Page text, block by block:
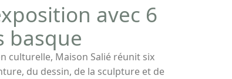
avec 6
basque
culturelle, Maison Salié réunit six
du dessin, de la sculpture et de